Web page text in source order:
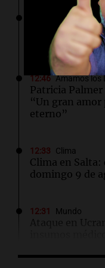
La Popu
Simón Aguirre
“No esperaba
12:46 Amamos los
Patricia Palmer
“Un gran amor
eterno”
12:33 Clima
Clima en
domingo 9 de
12:31 Mundo
Ataque en